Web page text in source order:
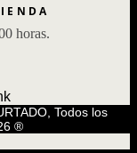
horas.
Todos los
®